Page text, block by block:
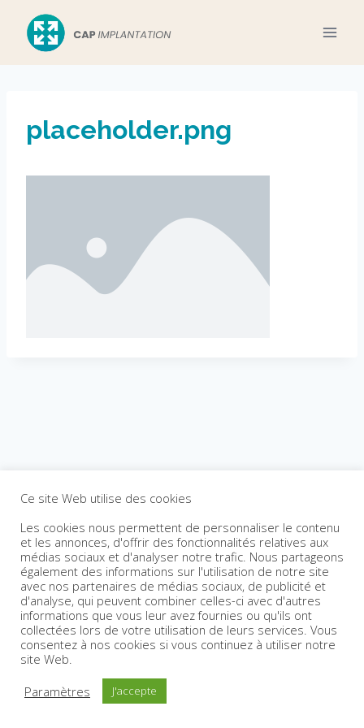
contenu
placeholder.png
Ce site Web utilise des cookies
Les cookies nous permettent de personnaliser le contenu
et les annonces, d'offrir des fonctionnalités relatives aux
médias sociaux et d'analyser notre trafic. Nous partageons
également des informations sur l'utilisation de notre site
avec nos partenaires de médias sociaux, de publicité et
d'analyse, qui peuvent combiner celles-ci avec d'autres
informations que vous leur avez fournies ou qu'ils ont
collectées lors de votre utilisation de leurs services. Vous
consentez à nos cookies si vous continuez à utiliser notre
site Web.
Paramètres
J'accepte